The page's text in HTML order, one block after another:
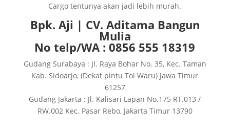
Cargo tentunya akan jadi lebih murah.
Bpk. Aji | CV. Aditama Bangun
Mulia
No telp/WA : 0856 555 18319
Gudang Surabaya : Jl. Raya Bohar No. 35, Kec. Taman
Kab. Sidoarjo, (Dekat pintu Tol Waru) Jawa Timur
61257
Gudang Jakarta : Jl. Kalisari Lapan No.175 RT.013 /
RW.002 Kec. Pasar Rebo, Jakarta Timur 13790